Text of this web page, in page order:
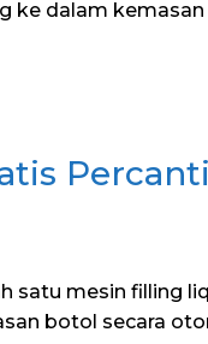
ke dalam
satu mesin filling
botol secara